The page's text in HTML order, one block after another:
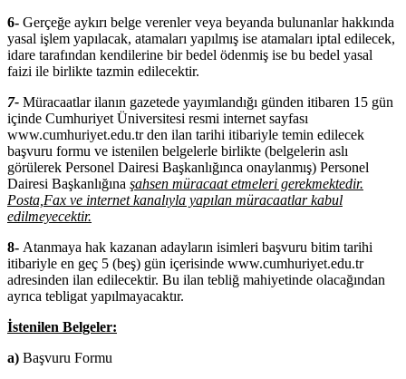
6- Gerçeğe aykırı belge verenler veya beyanda bulunanlar hakkında
yasal işlem yapılacak, atamaları yapılmış ise atamaları iptal edilecek,
idare tarafından kendilerine bir bedel ödenmiş ise bu bedel yasal
faizi ile birlikte tazmin edilecektir.
7- Müracaatlar ilanın gazetede yayımlandığı günden itibaren 15 gün
içinde Cumhuriyet Üniversitesi resmi internet sayfası
www.cumhuriyet.edu.tr den ilan tarihi itibariyle temin edilecek
başvuru formu ve istenilen belgelerle birlikte (belgelerin aslı
görülerek Personel Dairesi Başkanlığınca onaylanmış) Personel
Dairesi Başkanlığına şahsen müracaat etmeleri gerekmektedir.
Posta,Fax ve internet kanalıyla yapılan müracaatlar kabul
edilmeyecektir.
8- Atanmaya hak kazanan adayların isimleri başvuru bitim tarihi
itibariyle en geç 5 (beş) gün içerisinde www.cumhuriyet.edu.tr
adresinden ilan edilecektir. Bu ilan tebliğ mahiyetinde olacağından
ayrıca tebligat yapılmayacaktır.
İstenilen Belgeler:
a) Başvuru Formu